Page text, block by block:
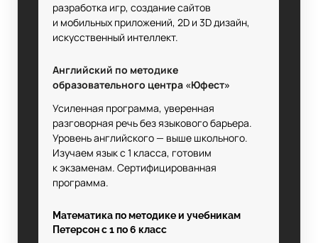
Английский по методике
образовательного центра «Юфест»
Усиленная программа, уверенная
разговорная речь без языкового барьера.
Уровень английского — выше школьного.
Изучаем язык с 1 класса, готовим
к экзаменам. Сертифицированная
программа.
разработка игр, создание сайтов
и мобильных приложений, 2D и 3D дизайн,
искусственный интеллект.
Математика по методике и учебникам
Петерсон с 1 по 6 класс